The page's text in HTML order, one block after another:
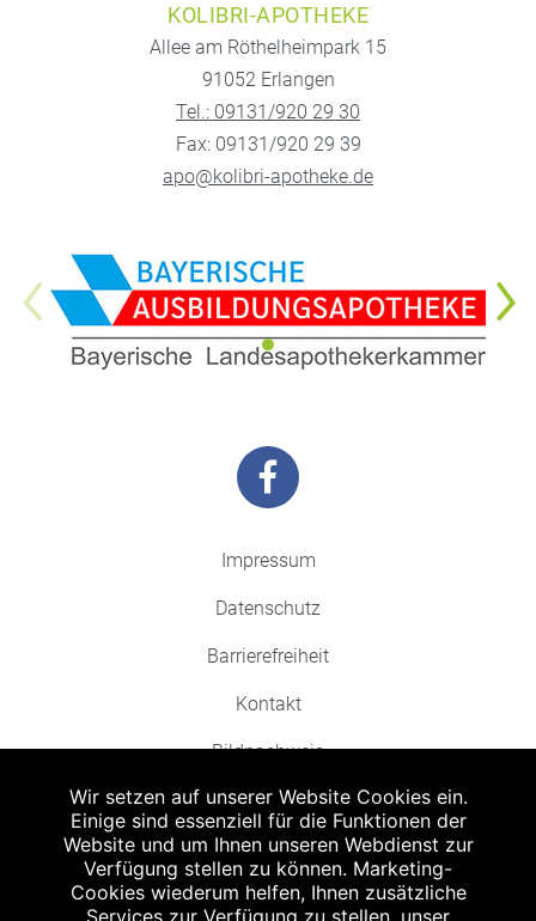
KOLIBRI-APOTHEKE
Allee am Röthelheimpark 15
91052 Erlangen
Tel.: 09131/920 29 30
Fax: 09131/920 29 39
apo@kolibri-apotheke.de
Impressum
Datenschutz
Barrierefreiheit
Kontakt
Bildnachweis
Abgabe in haushaltsüblichen Mengen, solange der Vorrat reicht. Für Druck-
und Satzfehler keine Haftung.
Wir setzen auf unserer Website Cookies ein.
Einige sind essenziell für die Funktionen der
Website und um Ihnen unseren Webdienst zur
Verfügung stellen zu können. Marketing-
Cookies wiederum helfen, Ihnen zusätzliche
Services zur Verfügung zu stellen, unser